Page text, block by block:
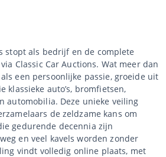
stopt als bedrijf en de complete
Classic Car Auctions. Wat meer dan
een persoonlijke passie, groeide uit
klassieke auto’s, bromfietsen,
automobilia. Deze unieke veiling
de zeldzame kans om
gedurende decennia zijn
en veel kavels worden zonder
vindt volledig online plaats, met